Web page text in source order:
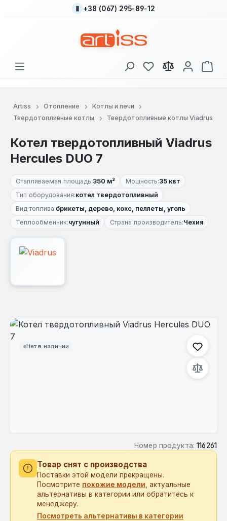
Перейти к основному содержанию
+38 (067) 295-89-12
У вас есть товары
В
Artiss Отопление
Котлы и печи
Твердотопливные котлы
Твердотопливные котлы Viadrus
Котел твердотопливный Viadrus
Hercules DUO 7
Отапливаемая площадь:350 м² Мощность:35 квт
Тип оборудования:котел твердотопливный
Вид топлива:брикеты, дерево, кокс, пеллеты, уголь
Теплообменник:чугунный Страна производитель:Чехия
Нет в наличии
Пропустить галерею изображений
Номер продукта: 116261
Товар снят с производства
Поставки этой модели прекращены.
Посмотрите похожие модели, актуальные
альтернативы в категории или обратитесь к
менеджеру.
Посмотреть альтернативы в категории